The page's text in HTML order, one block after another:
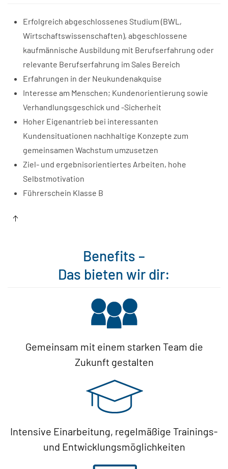
Erfolgreich abgeschlossenes Studium (BWL,
Wirtschaftswissenschaften), abgeschlossene
kaufmännische Ausbildung mit Berufserfahrung oder
relevante Berufserfahrung im Sales Bereich
Erfahrungen in der Neukundenakquise
Interesse am Menschen; Kundenorientierung sowie
Verhandlungsgeschick und -Sicherheit
Hoher Eigenantrieb bei interessanten
Kundensituationen nachhaltige Konzepte zum
gemeinsamen Wachstum umzusetzen
Ziel- und ergebnisorientiertes Arbeiten, hohe
Selbstmotivation
Führerschein Klasse B
Benefits –
Das bieten wir dir:
Gemeinsam mit einem starken Team die
Zukunft gestalten
Intensive Einarbeitung, regelmäßige Trainings-
und Entwicklungsmöglichkeiten